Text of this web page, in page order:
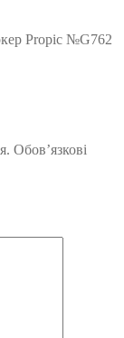
Propic №G762
Обов’язкові